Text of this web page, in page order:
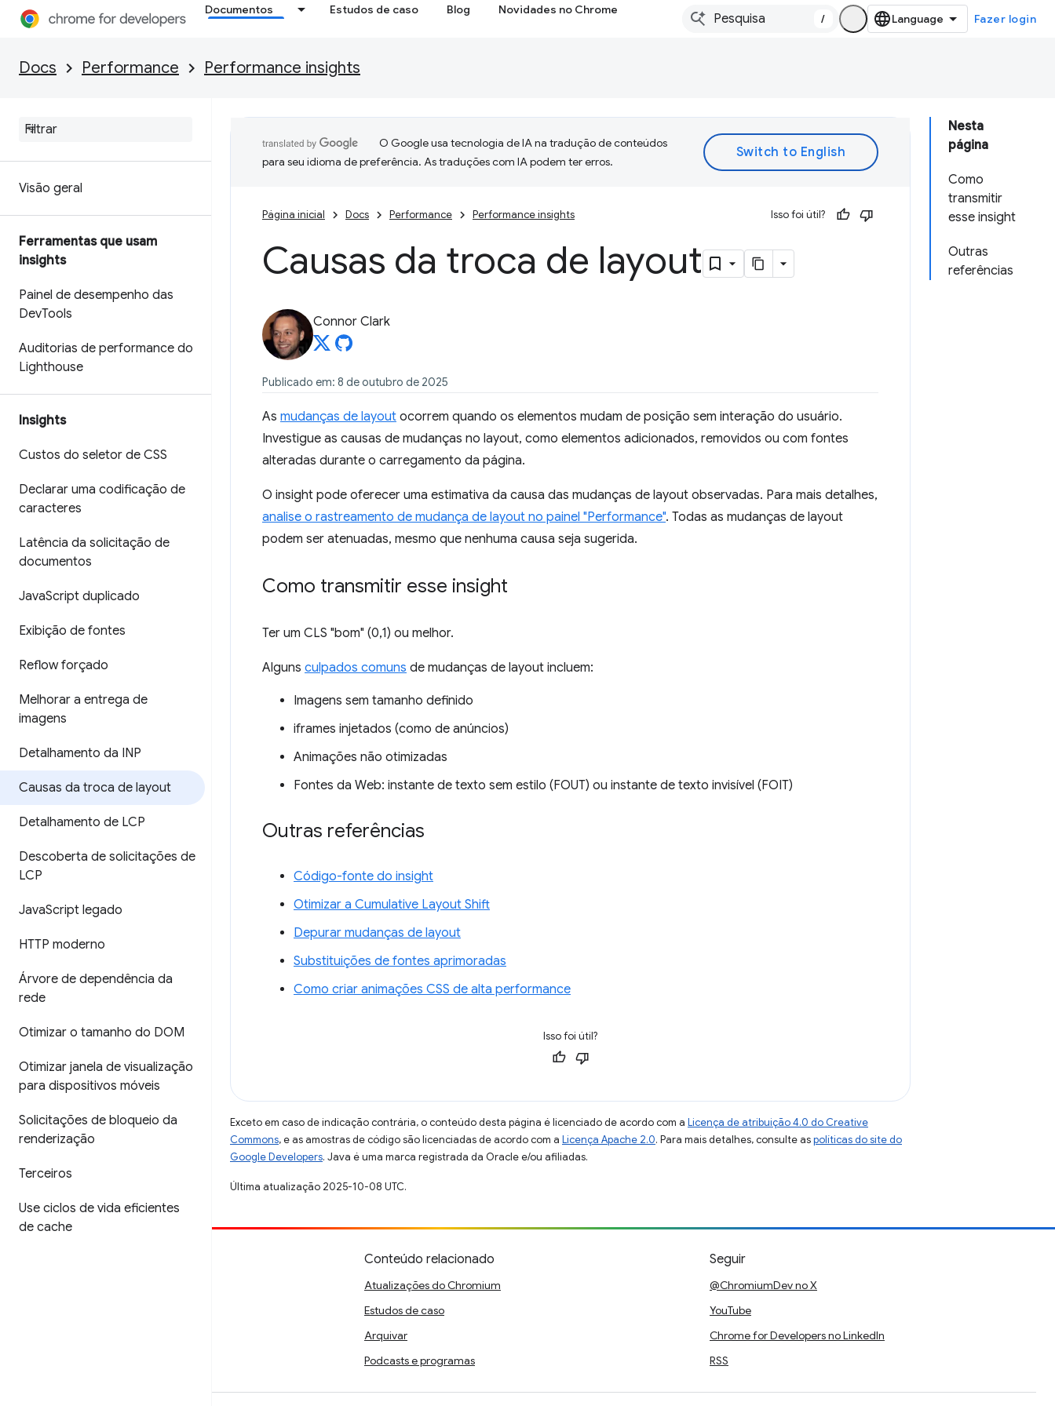
Documentos Estudos de caso Blog Novidades no Chrome
/ Fazer login
Docs Performance Performance insights
Visão geral
Ferramentas que usam
insights
Painel de desempenho das
DevTools
Auditorias de performance do
Lighthouse
Insights
Custos do seletor de CSS
Declarar uma codificação de
caracteres
Latência da solicitação de
documentos
JavaScript duplicado
Exibição de fontes
Reflow forçado
Melhorar a entrega de
imagens
Detalhamento da INP
Causas da troca de layout
Detalhamento de LCP
Descoberta de solicitações de
LCP
JavaScript legado
HTTP moderno
Árvore de dependência da
rede
Otimizar o tamanho do DOM
Otimizar janela de visualização
para dispositivos móveis
Solicitações de bloqueio da
renderização
Terceiros
Use ciclos de vida eficientes
de cache
Nesta
página
Como
transmitir
esse insight
Outras
referências
O Google usa tecnologia de IA na tradução de conteúdos
para seu idioma de preferência. As traduções com IA podem ter erros.
Página inicial Docs Performance Performance insights Isso foi útil?
Causas da troca de layout
Connor Clark
Publicado em: 8 de outubro de 2025
As mudanças de layout ocorrem quando os elementos mudam de posição sem interação do usuário.
Investigue as causas de mudanças no layout, como elementos adicionados, removidos ou com fontes
alteradas durante o carregamento da página.
O insight pode oferecer uma estimativa da causa das mudanças de layout observadas. Para mais detalhes,
analise o rastreamento de mudança de layout no painel "Performance". Todas as mudanças de layout
podem ser atenuadas, mesmo que nenhuma causa seja sugerida.
Como transmitir esse insight
Ter um CLS "bom" (0,1) ou melhor.
Alguns culpados comuns de mudanças de layout incluem:
Imagens sem tamanho definido
iframes injetados (como de anúncios)
Animações não otimizadas
Fontes da Web: instante de texto sem estilo (FOUT) ou instante de texto invisível (FOIT)
Outras referências
Código-fonte do insight
Otimizar a Cumulative Layout Shift
Depurar mudanças de layout
Substituições de fontes aprimoradas
Como criar animações CSS de alta performance
Isso foi útil?
Exceto em caso de indicação contrária, o conteúdo desta página é licenciado de acordo com a Licença de atribuição 4.0 do Creative
Commons, e as amostras de código são licenciadas de acordo com a Licença Apache 2.0. Para mais detalhes, consulte aspolíticas do site do
Google Developers. Java é uma marca registrada da Oracle e/ou afiliadas.
Última atualização 2025-10-08 UTC.
Conteúdo relacionado
Atualizações do Chromium
Estudos de caso
Arquivar
Podcasts e programas
Seguir
@ChromiumDev no X
YouTube
Chrome for Developers no LinkedIn
RSS